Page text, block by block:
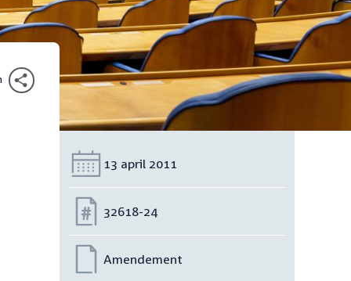
Datum:
13 april 2011
Nummer:
32618-24
Amendement